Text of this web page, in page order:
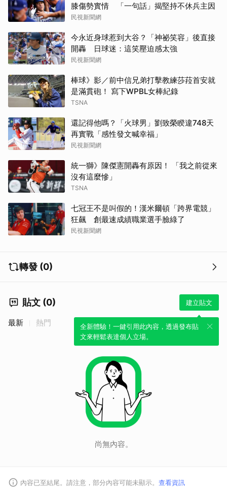
膝傷勢實情 「一句話」揭堅持不休兵主因
民視新聞網
今永近身球惹到大谷？「神祕笑容」後直接
開轟 日球迷：這笑壓迫感太強
民視新聞網
棒球》影／前中信兄弟打擊教練莎菈首安就
是滿貫砲！ 寫下WPBL女棒紀錄
TSNA
還記得他嗎？「火球男」劉致榮睽違748天
再實戰「感性發文喊幸福」
民視新聞網
統一獅》陳傑憲開轟有原因！ 「我之前從來
沒有這麼慘」
TSNA
七冠王不是叫假的！漢米爾頓「跨界電競」
狂飆 創最速成績職業選手臉綠了
民視新聞網
轉發 (0)
貼文 (0) 建立貼文
全新體驗！一鍵引用此內容，透過發布貼
文來輕鬆表達個人立場。
最新 熱門
尚無內容。
內容已至結尾。請注意，部分內容可能未顯示。 查看資訊